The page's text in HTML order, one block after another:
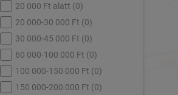
20 000 Ft alatt (0)
20 000-30 000 Ft (0)
30 000-45 000 Ft (0)
60 000-100 000 Ft (0)
100 000-150 000 Ft (0)
150 000-200 000 Ft (0)